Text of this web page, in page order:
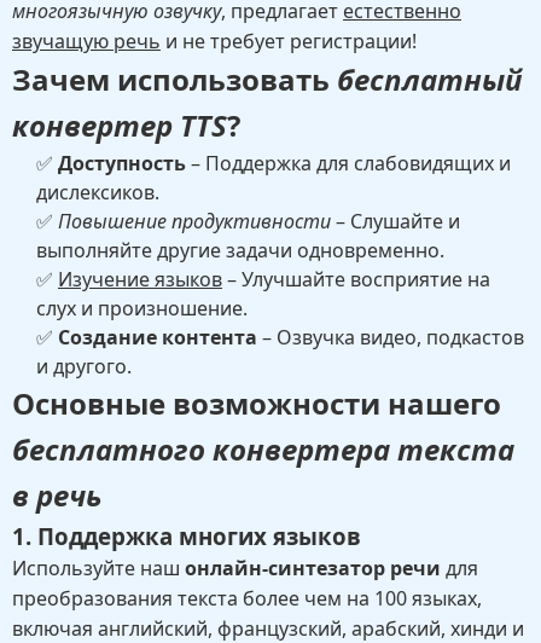
многоязычную озвучку, предлагает естественно
звучащую речь и не требует регистрации!
Зачем использовать бесплатный
конвертер TTS?
✅ Доступность– Поддержка для слабовидящих и
дислексиков.
✅ Повышение продуктивности– Слушайте и
выполняйте другие задачи одновременно.
✅ Изучение языков– Улучшайте восприятие на
слух и произношение.
✅ Создание контента – Озвучка видео, подкастов
и другого.
Основные возможности нашего
бесплатного конвертера текста
в речь
1. Поддержка многих языков
Используйте наш онлайн-синтезатор речи для
преобразования текста более чем на 100 языках,
включая английский, французский, арабский, хинди и